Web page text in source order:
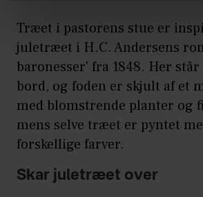
Træet i pastorens stue er
juletræet i H.C. Andersens
baronesser' fra 1848. Her står
bord, og foden er skjult af et
med blomstrende planter og
mens selve træet er pyntet
forskellige farver.
Skar juletræet over